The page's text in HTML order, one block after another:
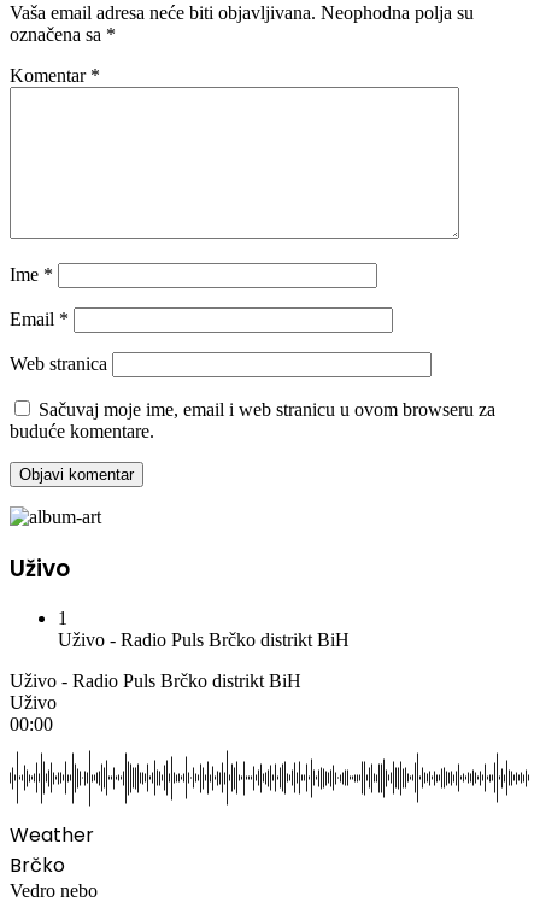
Vaša email adresa neće biti objavljivana. Neophodna polja su
označena sa *
Komentar *
Ime *
Email *
Web stranica
Sačuvaj moje ime, email i web stranicu u ovom browseru za
buduće komentare.
Uživo
1
Uživo - Radio Puls Brčko distrikt BiH
Uživo - Radio Puls Brčko distrikt BiH
Uživo
00:00
Weather
Brčko
Vedro nebo